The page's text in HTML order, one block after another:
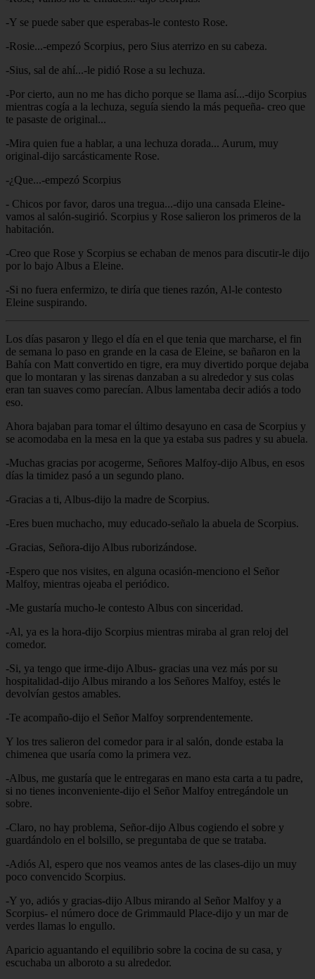
-Y se puede saber que esperabas-le contesto Rose.
-Rosie...-empezó Scorpius, pero Sius aterrizo en su cabeza.
-Sius, sal de ahí...-le pidió Rose a su lechuza.
-Por cierto, aun no me has dicho porque se llama así...-dijo Scorpius
mientras cogía a la lechuza, seguía siendo la más pequeña- creo que
te pasaste de original...
-Mira quien fue a hablar, a una lechuza dorada... Aurum, muy
original-dijo sarcásticamente Rose.
-¿Que...-empezó Scorpius
- Chicos por favor, daros una tregua...-dijo una cansada Eleine-
vamos al salón-sugirió. Scorpius y Rose salieron los primeros de la
habitación.
-Creo que Rose y Scorpius se echaban de menos para discutir-le dijo
por lo bajo Albus a Eleine.
-Si no fuera enfermizo, te diría que tienes razón, Al-le contesto
Eleine suspirando.
Los días pasaron y llego el día en el que tenia que marcharse, el fin
de semana lo paso en grande en la casa de Eleine, se bañaron en la
Bahía con Matt convertido en tigre, era muy divertido porque dejaba
que lo montaran y las sirenas danzaban a su alrededor y sus colas
eran tan suaves como parecían. Albus lamentaba decir adiós a todo
eso.
Ahora bajaban para tomar el último desayuno en casa de Scorpius y
se acomodaba en la mesa en la que ya estaba sus padres y su abuela.
-Muchas gracias por acogerme, Señores Malfoy-dijo Albus, en esos
días la timidez pasó a un segundo plano.
-Gracias a ti, Albus-dijo la madre de Scorpius.
-Eres buen muchacho, muy educado-señalo la abuela de Scorpius.
-Gracias, Señora-dijo Albus ruborizándose.
-Espero que nos visites, en alguna ocasión-menciono el Señor
Malfoy, mientras ojeaba el periódico.
-Me gustaría mucho-le contesto Albus con sinceridad.
-Al, ya es la hora-dijo Scorpius mientras miraba al gran reloj del
comedor.
-Si, ya tengo que irme-dijo Albus- gracias una vez más por su
hospitalidad-dijo Albus mirando a los Señores Malfoy, estés le
devolvían gestos amables.
-Te acompaño-dijo el Señor Malfoy sorprendentemente.
Y los tres salieron del comedor para ir al salón, donde estaba la
chimenea que usaría como la primera vez.
-Albus, me gustaría que le entregaras en mano esta carta a tu padre,
si no tienes inconveniente-dijo el Señor Malfoy entregándole un
sobre.
-Claro, no hay problema, Señor-dijo Albus cogiendo el sobre y
guardándolo en el bolsillo, se preguntaba de que se trataba.
-Adiós Al, espero que nos veamos antes de las clases-dijo un muy
poco convencido Scorpius.
-Y yo, adiós y gracias-dijo Albus mirando al Señor Malfoy y a
Scorpius- el número doce de Grimmauld Place-dijo y un mar de
verdes llamas lo engullo.
Aparicio aguantando el equilibrio sobre la cocina de su casa, y
escuchaba un alboroto a su alrededor.